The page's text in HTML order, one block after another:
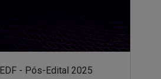
- Pós-Edital 2025